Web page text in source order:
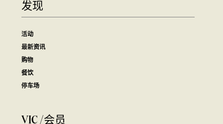
发现
活动
最新资讯
购物
餐饮
停车场
VIC /会员